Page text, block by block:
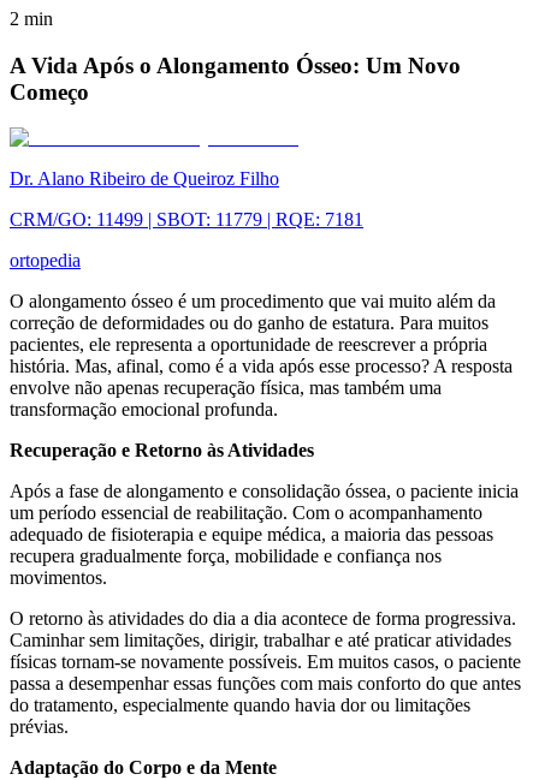
2 min
A Vida Após o Alongamento Ósseo: Um Novo
Começo
Dr. Alano Ribeiro de Queiroz Filho
CRM/GO: 11499 | SBOT: 11779 | RQE: 7181
ortopedia
O alongamento ósseo é um procedimento que vai muito além da
correção de deformidades ou do ganho de estatura. Para muitos
pacientes, ele representa a oportunidade de reescrever a própria
história. Mas, afinal, como é a vida após esse processo? A resposta
envolve não apenas recuperação física, mas também uma
transformação emocional profunda.
Recuperação e Retorno às Atividades
Após a fase de alongamento e consolidação óssea, o paciente inicia
um período essencial de reabilitação. Com o acompanhamento
adequado de fisioterapia e equipe médica, a maioria das pessoas
recupera gradualmente força, mobilidade e confiança nos
movimentos.
O retorno às atividades do dia a dia acontece de forma progressiva.
Caminhar sem limitações, dirigir, trabalhar e até praticar atividades
físicas tornam-se novamente possíveis. Em muitos casos, o paciente
passa a desempenhar essas funções com mais conforto do que antes
do tratamento, especialmente quando havia dor ou limitações
prévias.
Adaptação do Corpo e da Mente